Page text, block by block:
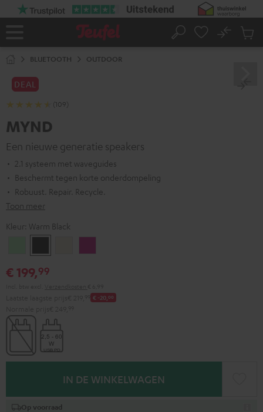
Home
Zoeken
No
BLUETOOTH OUTDOOR
DEAL
(109)
MYND
Een nieuwe generatie speakers
2.1 systeem met waveguides
Beschermt tegen korte onderdompeling
Robuust. Repair. Recycle.
Toon meer
Kleur: Warm Black
Mint
Black
White
€ 199,99
€ -20,00
IN DE WINKELWAGEN
Op voorraad